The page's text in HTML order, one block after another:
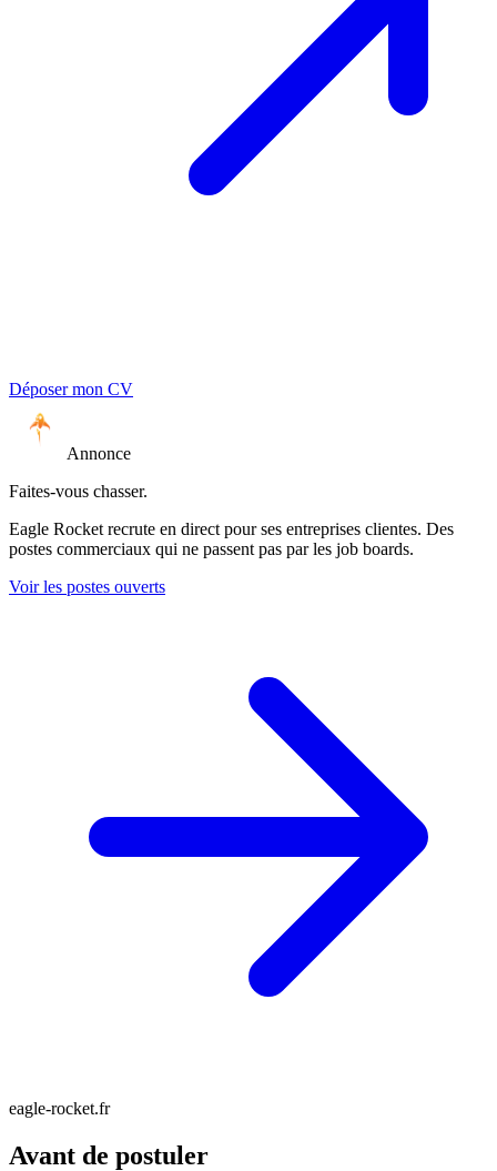
Déposer mon CV
Annonce
Faites-vous chasser.
Eagle Rocket recrute en direct pour ses entreprises clientes. Des
postes commerciaux qui ne passent pas par les job boards.
Voir les postes ouverts
eagle-rocket.fr
Avant de postuler